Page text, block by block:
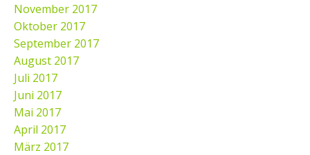
November 2017
Oktober 2017
September 2017
August 2017
Juli 2017
Juni 2017
Mai 2017
April 2017
März 2017